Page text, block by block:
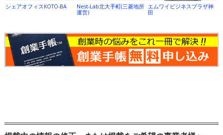
シェアオフィスKOTO-BA
Nest-Lab北大手町(三菱地所
運営)
エムワイビジネスプラザ神
田